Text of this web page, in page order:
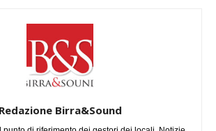
Redazione Birra&Sound